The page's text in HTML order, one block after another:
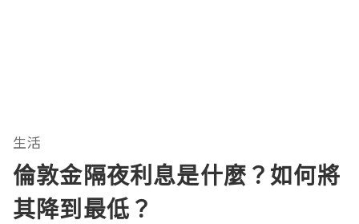
生活
倫敦金隔夜利息是什麼？如何將
其降到最低？